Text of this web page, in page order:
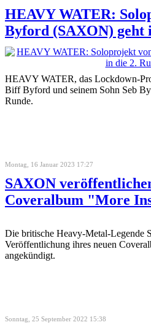
HEAVY WATER:
Byford (SAXON) geht
HEAVY WATER, das Lockdown-
Biff Byford und seinem Sohn Seb
Runde.
Montag, 16 Januar 2023 17:27
SAXON
Coveralbum "More
Die britische Heavy-Metal-Legende
Veröffentlichung ihres neuen
angekündigt.
Sonntag, 25 September 2022 15:38